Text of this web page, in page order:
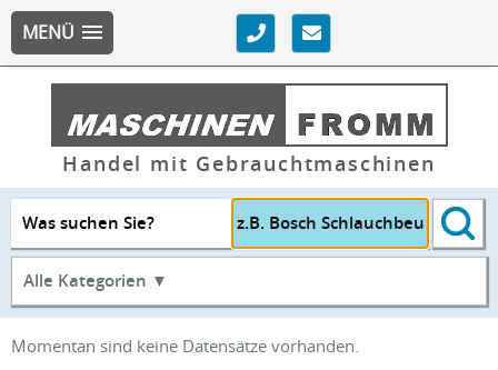
MENÜ
Handel mit Gebrauchtmaschinen
Was suchen Sie?
Alle Kategorien ▼
Momentan sind keine Datensätze vorhanden.